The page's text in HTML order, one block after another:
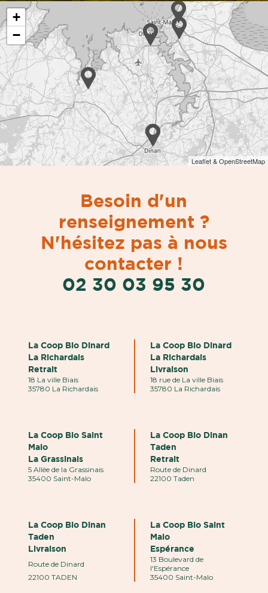
Besoin d'un
renseignement ?
N'hésitez pas à nous
contacter !
02 30 03 95 30
La Coop Bio Dinard
La Richardais
Retrait
18 La ville Biais
35780 La Richardais
La Coop Bio Dinard
La Richardais
Livraison
18 rue de La ville Biais
35780 La Richardais
La Coop Bio Saint
Malo
La Grassinais
5 Allée de la Grassinais
35400 Saint-Malo
La Coop Bio Dinan
Taden
Retrait
Route de Dinard
22100 Taden
La Coop Bio Dinan
Taden
Livraison
Route de Dinard
22100 TADEN
La Coop Bio Saint
Malo
Espérance
13 Boulevard de
l'Espérance
35400 Saint-Malo
+
−
Leaflet & OpenStreetMap